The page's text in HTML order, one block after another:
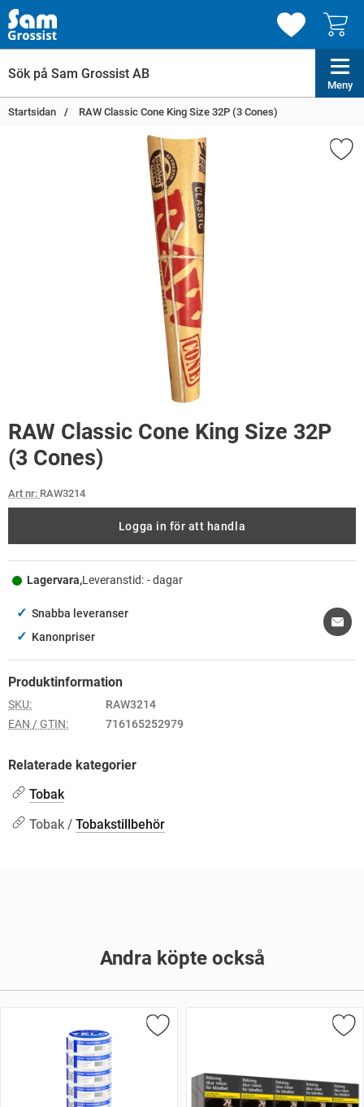
Meny
Startsidan RAW Classic Cone King Size 32P (3 Cones)
RAW Classic Cone King Size 32P
(3 Cones)
Art nr: RAW3214
Logga in för att handla
Lagervara,Leveranstid: - dagar
✓ Snabba leveranser
✓ Kanonpriser
Produktinformation
SKU:
RAW3214
EAN / GTIN:
716165252979
Relaterade kategorier
Tobak
Tobak / Tobakstillbehör
Andra köpte också